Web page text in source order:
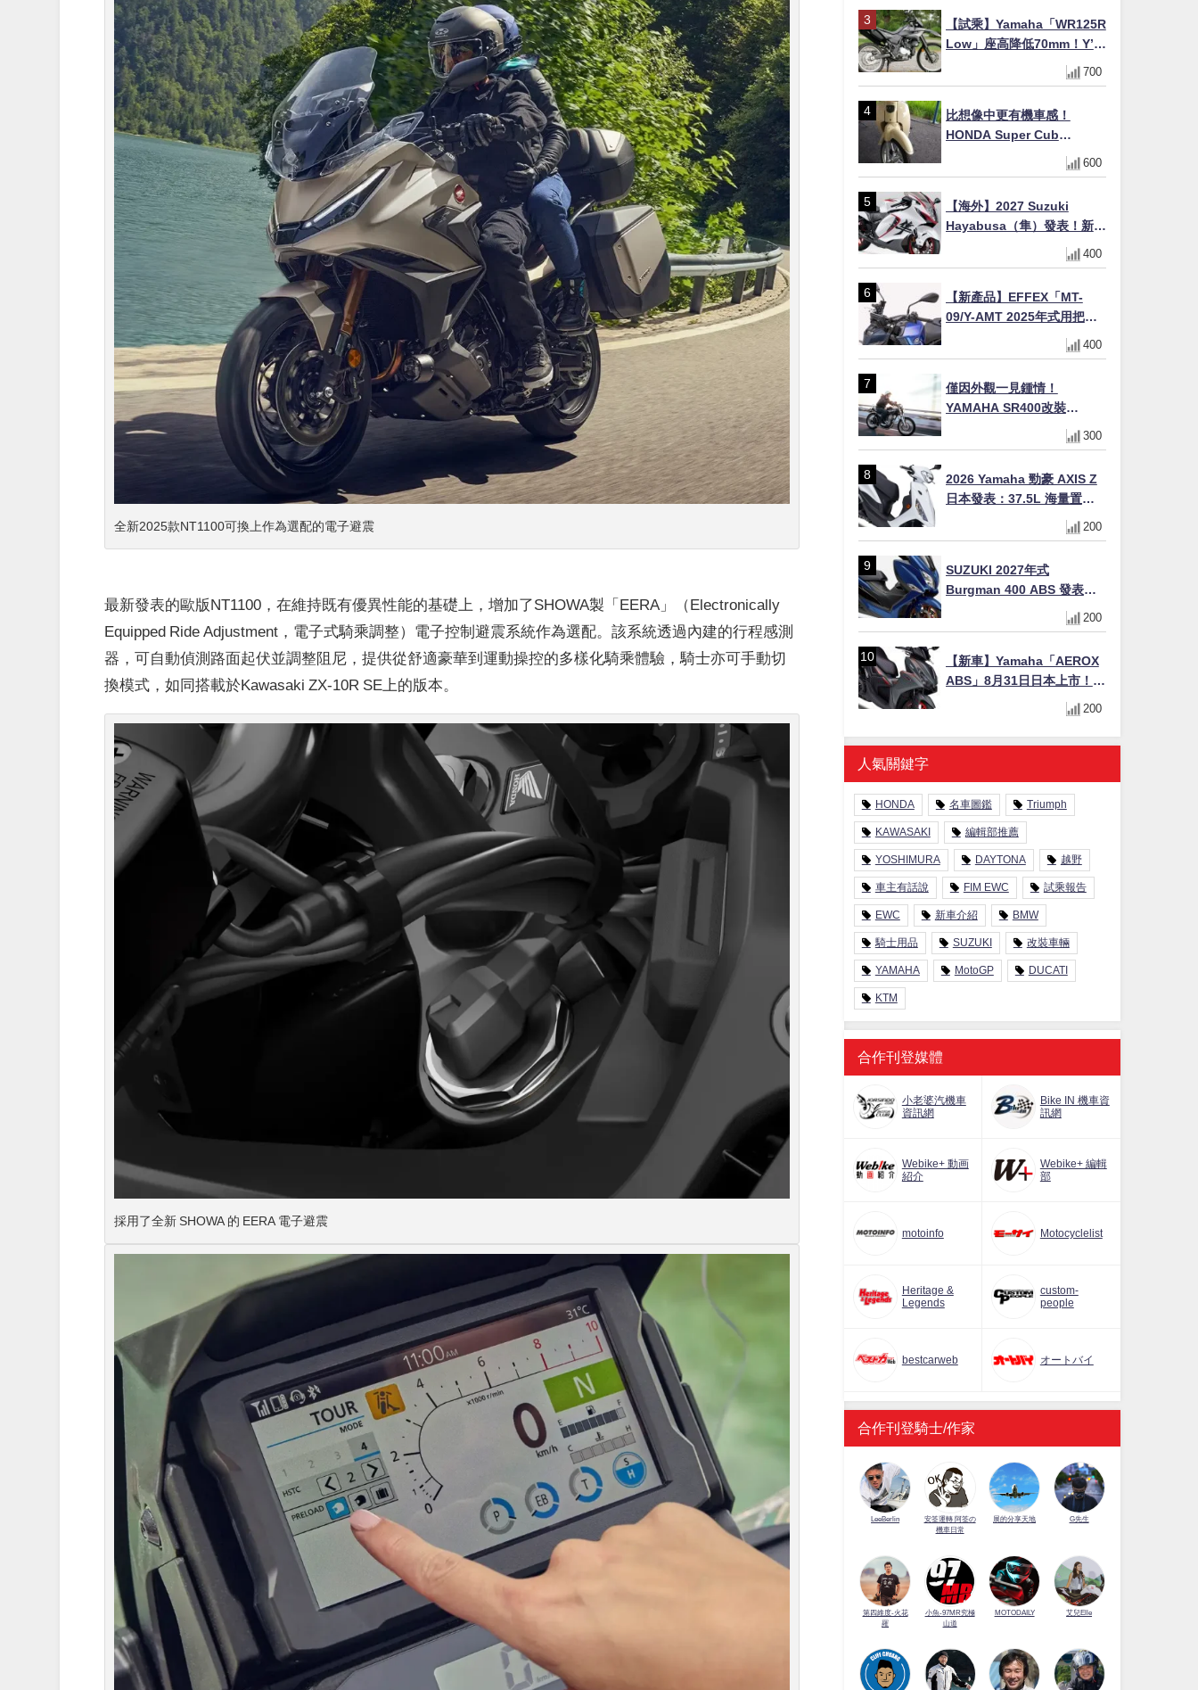
全新2025款NT1100可換上作為選配的電子避震
最新發表的歐版NT1100，在維持既有優異性能的基礎上，增加了SHOWA製「EERA」（Electronically
Equipped Ride Adjustment，電子式騎乘調整）電子控制避震系統作為選配。該系統透過內建的行程感測
器，可自動偵測路面起伏並調整阻尼，提供從舒適豪華到運動操控的多樣化騎乘體驗，騎士亦可手動切
換模式，如同搭載於Kawasaki ZX-10R SE上的版本。
採用了全新 SHOWA 的 EERA 電子避震
色
【試乘】Yamaha「WR125R
Low」座高降低70mm！Y’s
Gear低座高座墊×低座高連桿
×腳踏著地感大幅改善，越野
700
比想像中更有機車感！
HONDA Super Cub
110【Webike愛車精選】
600
【海外】2027 Suzuki
Hayabusa（隼）發表！新增
Special Edition 特仕版，全
新珍珠白塗裝與專屬配備登
400
【新產品】EFFEX「MT-
09/Y-AMT 2025年式用把手
Easy Fit Bar Plus」！高
7mm後移16mm直上×三色×
400
僅因外觀一見鍾情！
YAMAHA SR400改裝
Tracker風格｜ 女車主的機車
人生蛻變記
300
2026 Yamaha 勁豪 AXIS Z
日本發表：37.5L 海量置物
箱與51.9 km/L 極致油耗，
質感新色 3/31 上市！
200
SUZUKI 2027年式
Burgman 400 ABS 發表！
8/18日本上市、支援E10汽油
售價98萬100日圓
200
【新車】Yamaha「AEROX
ABS」8月31日日本上市！
YECVT三段降檔×YZF-R設計
×15PS，最接近超跑的155cc
速克達
200
人氣關鍵字
HONDA 名車圖鑑 Triumph
KAWASAKI 編輯部推薦
YOSHIMURA DAYTONA 越野
車主有話說 FIM EWC 試乘報告
EWC 新車介紹 BMW
騎士用品 SUZUKI 改裝車輛
YAMAHA MotoGP DUCATI
KTM
合作刊登媒體
小老婆汽機車
資訊網
Bike IN 機車資
訊網
Webike+ 動画
紹介
Webike+ 編輯
部
motoinfo Motocyclelist
Heritage &
Legends
custom-
people
bestcarweb オートバイ
合作刊登騎士/作家
LeeBerlin
安筌運轉 阿筌の
機車日常
展的分享天地 G先生
第四維度-火花
羅
小魚-97MR究極
山道
MOTODAILY 艾兒Elle